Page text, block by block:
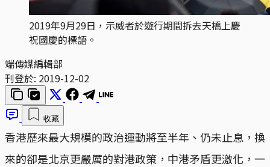
2019年9月29日，示威者於遊行期間拆去天橋上慶
祝國慶的標語。
端傳媒編輯部
刊登於: 2019-12-02
收藏
香港歷來最大規模的政治運動將至半年、仍未止息，換
來的卻是北京更嚴厲的對港政策，中港矛盾更激化，一